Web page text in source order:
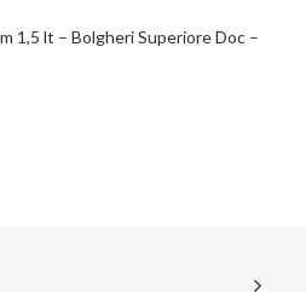
1,5 lt – Bolgheri Superiore Doc –